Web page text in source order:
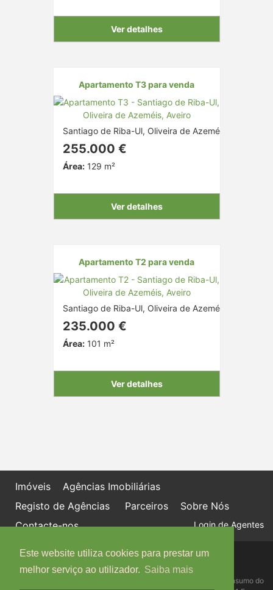
Este website utiliza cookies para prestar um
melhor serviço ao utilizador. Saiba mais
Ver detalhes
Apartamento T3 para venda
Santiago de Riba-Ul, Oliveira de Azeméis, Aveiro
255.000 €
Área:129 m²
Ver detalhes
Apartamento T2 para venda
Santiago de Riba-Ul, Oliveira de Azeméis, Aveiro
235.000 €
Área:101 m²
Ver detalhes
Imóveis
Agências Imobiliárias
Registo de Agências
Parceiros
Sobre Nós
Contacte-nos
Login de Agentes
Política de proteção de dados
Livro de Reclamações online
Centro de Informação, Mediação e Arbitragem de Conflitos de Consumo do